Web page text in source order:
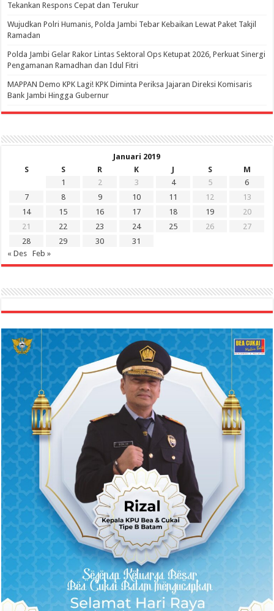
Tekankan Respons Cepat dan Terukur
Wujudkan Polri Humanis, Polda Jambi Tebar Kebaikan Lewat Paket Takjil
Ramadan
Polda Jambi Gelar Rakor Lintas Sektoral Ops Ketupat 2026, Perkuat Sinergi
Pengamanan Ramadhan dan Idul Fitri
‎MAPPAN Demo KPK Lagi! KPK Diminta Periksa Jajaran Direksi Komisaris
Bank Jambi Hingga Gubernur ‎
Januari 2019
S
S R K J S
M
1
2 3 4 5
6
7
8 9 10 11 12
13
14
15 16 17 18 19
20
21
22 23 24 25 26
27
28
29 30
31
« Des
Feb »